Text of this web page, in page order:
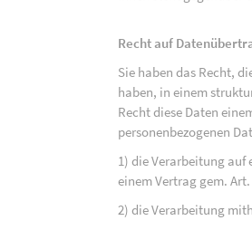
Recht auf
Sie haben das Recht,
haben, in einem
Recht diese Daten
personenbezogenen
1) die Verarbeitung auf
einem Vertrag gem.
2) die Verarbeitung